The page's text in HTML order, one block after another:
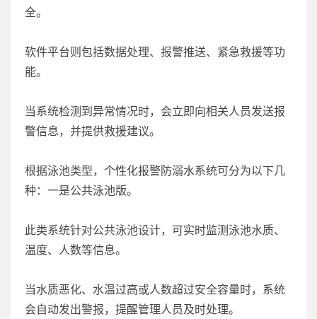
全。
软件平台则包括数据处理、报警推送、紧急救援等功
能。
当系统检测到异常情况时，会立即向相关人员发送报
警信息，并提供救援建议。
根据泳池类型，个性化报警防溺水系统可分为以下几
种：一是公共泳池版。
此类系统针对公共泳池设计，可实时监测泳池水质、
温度、人数等信息。
当水质恶化、水温过高或人数超过安全容量时，系统
会自动发出警报，提醒管理人员及时处理。